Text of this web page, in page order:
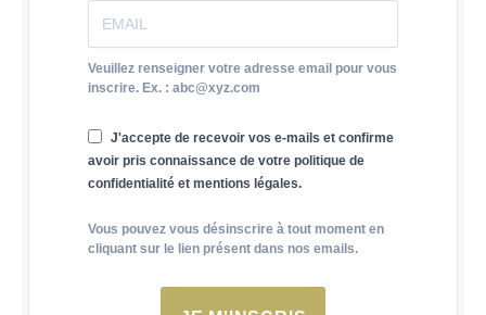
Veuillez renseigner votre adresse email pour vous
inscrire. Ex. : abc@xyz.com
J'accepte de recevoir vos e-mails et confirme
avoir pris connaissance de votre politique de
confidentialité et mentions légales.
Vous pouvez vous désinscrire à tout moment en
cliquant sur le lien présent dans nos emails.